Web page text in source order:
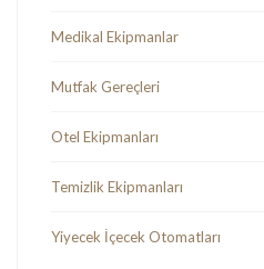
Medikal Ekipmanlar
Mutfak Gereçleri
Otel Ekipmanları
Temizlik Ekipmanları
Yiyecek İçecek Otomatları